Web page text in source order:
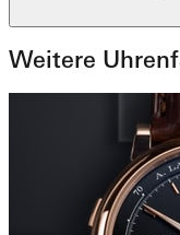
Weitere